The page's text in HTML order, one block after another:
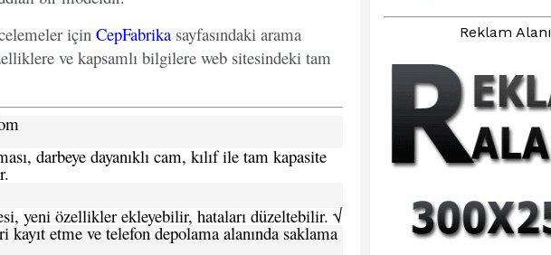
için CepFabrika sayfasındaki arama
ve kapsamlı bilgilere web sitesindeki tam
darbeye dayanıklı cam, kılıf ile tam kapasite
yeni özellikler ekleyebilir, hataları düzeltebilir. √
kayıt etme ve telefon depolama alanında saklama
Reklam Alanı